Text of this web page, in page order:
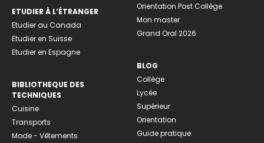
ETUDIER À L’ÉTRANGER
Etudier au Canada
Etudier en Suisse
Etudier en Espagne
BIBLIOTHEQUE DES
TECHNIQUES
Cuisine
Transports
Mode - Vêtements
Orientation Post Collège
Mon master
Grand Oral 2026
BLOG
Collège
Lycée
Supérieur
Orientation
Guide pratique